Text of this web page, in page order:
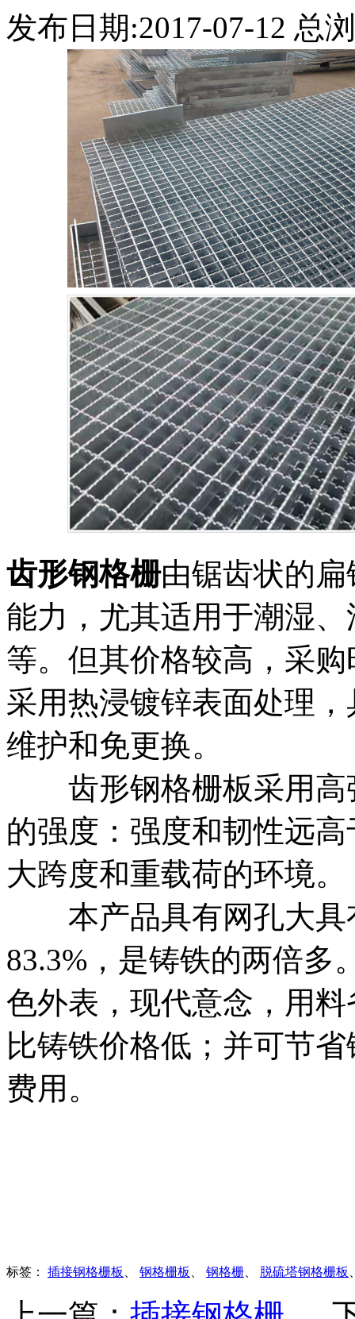
发布日期:2017-07-12 总
齿形钢格栅由锯齿状的
能力，尤其适用于潮湿
等。但其价格较高，采
采用热浸镀锌表面处理
维护和免更换。
齿形钢格栅板采用高
的强度：强度和韧性远
大跨度和重载荷的环境。
本产品具有网孔大具
83.3%，是铸铁的两倍多
色外表，现代意念，用
比铸铁价格低；并可节
费用。
标签： 插接钢格栅板 、 钢格栅板 、 钢格栅、 脱硫塔钢格栅板